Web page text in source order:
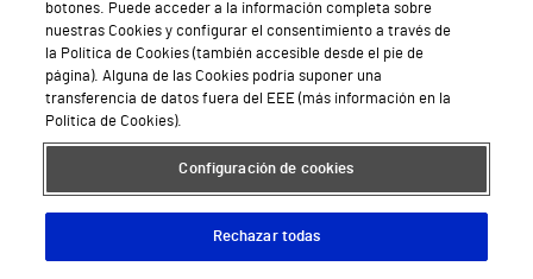
Teléfono Cita Médica
Teléfono Atención al Cliente
Política de seguridad y salud en el trabajo
Conoce a Supervita
Aviso Legal Política de cookies Política de privacidad Mapa web Protección de datos
botones. Puede acceder a la información completa sobre
nuestras Cookies y configurar el consentimiento a través de
la Política de Cookies (también accesible desde el pie de
página). Alguna de las Cookies podría suponer una
transferencia de datos fuera del EEE (más información en la
Política de Cookies).
Configuración de cookies
Rechazar todas